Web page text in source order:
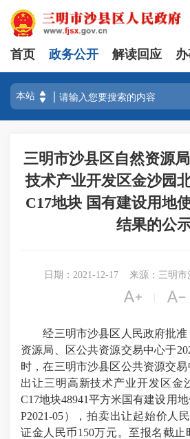
首页 政务公开 解读回应
三明市沙县区自然资源
技术产业开发区金沙园
C17地块 国有建设用地
结果的公
日期：2021-12-17 来源：三明
 
经三明市沙县区人民政府批准
资源局、区公共资源交易中心于
时，在三明市沙县区公共资源交
出让三明高新技术产业开发区金
C17地块48941平方米国有建设用
P2021-05），拍卖出让起始价人
证金人民币150万元。至报名截止